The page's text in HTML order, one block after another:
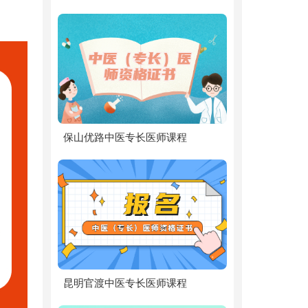
保山优路中医专长医师课程
昆明官渡中医专长医师课程